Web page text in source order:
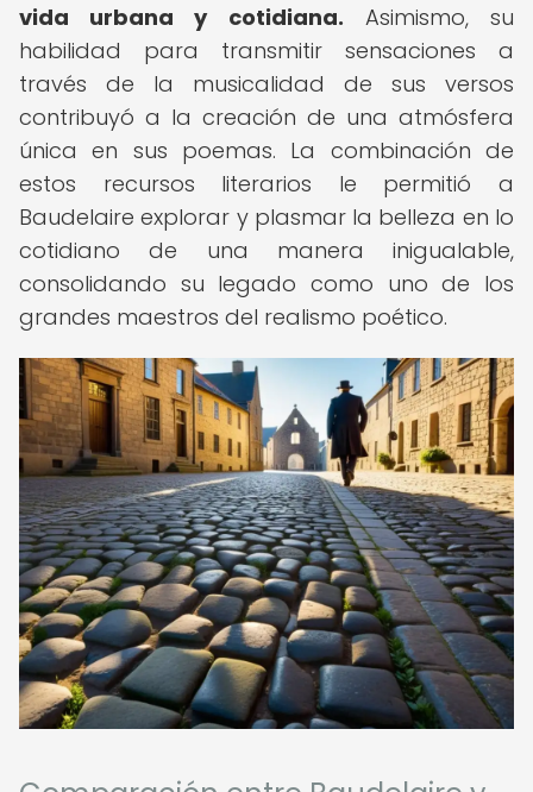
vida urbana y cotidiana. Asimismo, su
habilidad para transmitir sensaciones a
través de la musicalidad de sus versos
contribuyó a la creación de una atmósfera
única en sus poemas. La combinación de
estos recursos literarios le permitió a
Baudelaire explorar y plasmar la belleza en lo
cotidiano de una manera inigualable,
consolidando su legado como uno de los
grandes maestros del realismo poético.